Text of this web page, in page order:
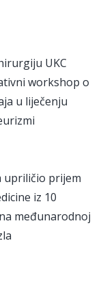
UKC
workshop o
u liječenju
upriličio prijem
iz 10
međunarodnoj